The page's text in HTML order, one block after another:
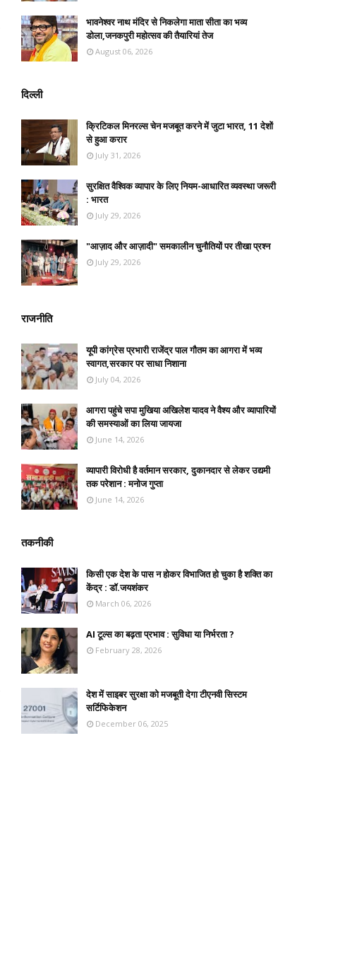
भावनेश्वर नाथ मंदिर से निकलेगा माता सीता का भव्य
डोला,जनकपुरी महोत्सव की तैयारियां तेज
August 06, 2026
दिल्ली
क्रिटिकल मिनरल्स चेन मजबूत करने में जुटा भारत, 11 देशों
से हुआ करार
July 31, 2026
सुरक्षित वैश्विक व्यापार के लिए नियम-आधारित व्यवस्था जरूरी
: भारत
July 29, 2026
"आज़ाद और आज़ादी" समकालीन चुनौतियों पर तीखा प्रश्न
July 29, 2026
राजनीति
यूपी कांग्रेस प्रभारी राजेंद्र पाल गौतम का आगरा में भव्य
स्वागत,सरकार पर साधा निशाना
July 04, 2026
आगरा पहुंचे सपा मुखिया अखिलेश यादव ने वैश्य और व्यापारियों
की समस्याओं का लिया जायजा
June 14, 2026
व्यापारी विरोधी है वर्तमान सरकार, दुकानदार से लेकर उद्यमी
तक परेशान : मनोज गुप्ता
June 14, 2026
तकनीकी
किसी एक देश के पास न होकर विभाजित हो चुका है शक्ति का
केंद्र : डॉ.जयशंकर
March 06, 2026
AI टूल्स का बढ़ता प्रभाव : सुविधा या निर्भरता ?
February 28, 2026
देश में साइबर सुरक्षा को मजबूती देगा टीएनवी सिस्टम
सर्टिफिकेशन
December 06, 2025